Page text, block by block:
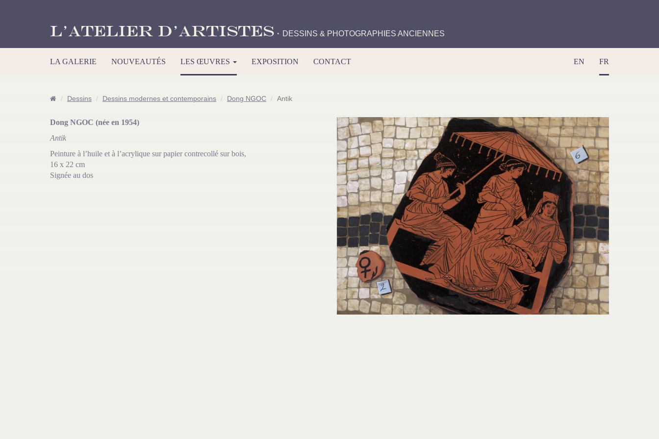
L’Atelier d’Artistes · DESSINS & PHOTOGRAPHIES ANCIENNES
LA GALERIE NOUVEAUTÉS LES ŒUVRES EXPOSITION CONTACT EN FR
Dessins Dessins modernes et contemporains Dong NGOC Antik
Dong NGOC (née en 1954)
Antik
Peinture à l’huile et à l’acrylique sur papier contrecollé sur bois,
16 x 22 cm
Signée au dos